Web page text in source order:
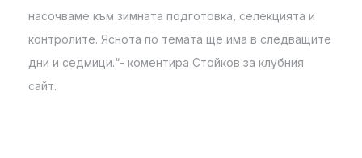
насочваме към зимната подготовка, селекцията и
контролите. Яснота по темата ще има в следващите
дни и седмици.“- коментира Стойков за клубния
сайт.